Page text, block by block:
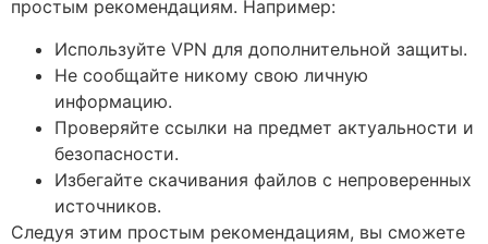
простым рекомендациям. Например:
Используйте VPN для дополнительной защиты.
Не сообщайте никому свою личную
информацию.
Проверяйте ссылки на предмет актуальности и
безопасности.
Избегайте скачивания файлов с непроверенных
источников.
Следуя этим простым рекомендациям, вы сможете